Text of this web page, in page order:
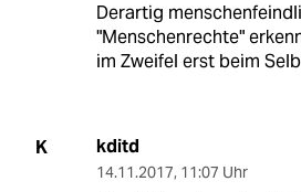
Derartig
"Menschenrechte"
im Zweifel erst beim
K kditd
14.11.2017, 11:07 Uhr